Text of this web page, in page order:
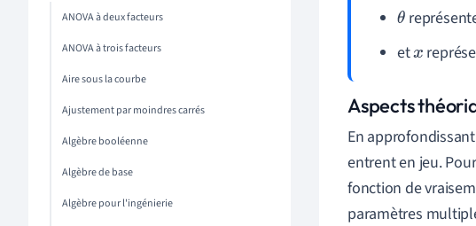
ANOVA à deux facteurs
ANOVA à trois facteurs
Aire sous la courbe
Ajustement par moindres carrés
Algèbre booléenne
Algèbre de base
Algèbre pour l'ingénierie
θ
etx
Aspects
En
entrent en jeu.
fonction de
paramètres